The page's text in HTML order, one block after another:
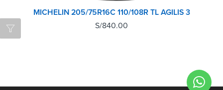
MICHELIN 205/75R16C 110/108R TL AGILIS 3
S/840.00